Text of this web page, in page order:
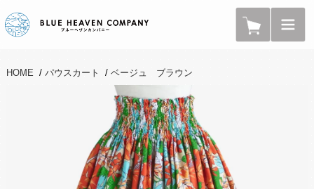
HOME / パウスカート / ベージュ ブラウン